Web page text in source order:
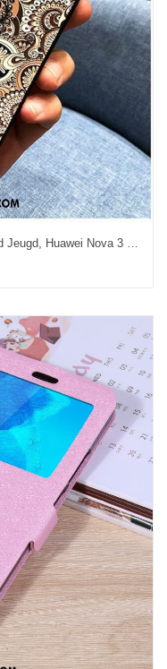
Huawei Nova 3 Hoesje Zacht Scheppend Jeugd, Huawei Nova 3 Hoesje Chinese Stijl Mobiele Telefoon